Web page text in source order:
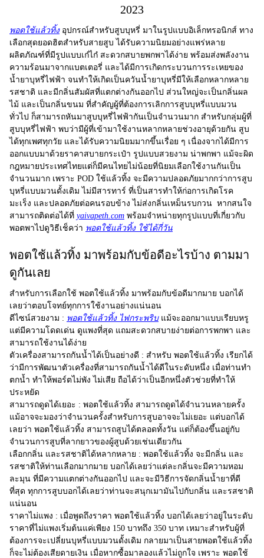
2023
พอตใช้แล้วทิ้งอุปกรณ์สำหรับสูบบุหรี่ มาในรูปแบบอิเล็กทรอนิกส์ ทาง
เลือกสุดยอดฮิตสำหรับสายสูบ ได้รับความนิยมอย่างแพร่หลาย
ผลิตภัณฑ์ที่มีรูปแบบเก๋ไก๋ สะดวกสบายพกพาได้ง่าย พร้อมส่งพลังงาน
ความร้อนมาจากแบตเตอรี่ และได้มีการเกิดกระบวนการระเหยของ
น้ำยาบุหรี่ไฟฟ้า จนทำให้เกิดเป็นควันน้ำยาบุหรี่มีให้เลือกหลากหลาย
รสชาติ และมีกลิ่นสัมผัสที่แตกต่างกันออกไป ส่วนใหญ่จะเป็นกลิ่นผล
ไม้ และเป็นกลิ่นขนม ที่สำคัญผู้ที่ต้องการเลิกการสูบบุหรี่แบบมวน
ทั่วไป ก็สามารถหันมาสูบบุหรี่ไฟฟ้ากันเป็นจำนวนมาก สำหรับกลุ่มผู้ที่
สูบบุหรี่ไฟฟ้า พบว่ามีผู้ที่เข้ามาใช้งานหลากหลายช่วงอายุด้วยกัน สูบ
ได้ทุกเพศทุกวัย และได้รับความนิยมมากขึ้นเรื่อย ๆ เนื่องจากได้มีการ
ออกแบบมาด้วยราคาสบายกระเป๋า รูปแบบสวยงาม น่าพกพา แม้จะผิด
กฎหมายประเทศไทยแต่ก็มีคนไทยไม่น้อยที่นิยมเลือกใช้งานกันเป็น
จำนวนมาก เพราะ POD ใช้แล้วทิ้ง จะมีความปลอดภัยมากกว่าการสูบ
บุหรี่แบบมวนดั้งเดิม ไม่มีสารทาร์ ที่เป็นสารทำให้ก่อการเกิดโรค
มะเร็ง และปลอดภัยต่อคนรอบข้าง ไม่ส่งกลิ่นเหม็นรบกวน หากสนใจ
สามารถติดต่อได้ที่ yaivapeth.com พร้อมจำหน่ายทุกรูปแบบที่เกี่ยวกับ
พอตพาไปดูวิธีเช็คว่า พอตใช้แล้วทิ้ง ใช้ได้กี่วัน
พอตใช้แล้วทิ้ง มาพร้อมกับข้อดีอะไรบ้าง ตามมา
ดูกันเลย
สำหรับการเลือกใช้ พอตใช้แล้วทิ้ง มาพร้อมกับข้อดีมากมาย บอกได้
เลยว่าตอบโจทย์ทุกการใช้งานอย่างแน่นอน
ดีไซน์สวยงาม : พอตใช้แล้วทิ้ง ไฟกระพริบแม้จะออกมาแบบเรียบหรู
แต่มีความโดดเด่น ดูแพงที่สุด แถมสะดวกสบายง่ายต่อการพกพา และ
สามารถใช้งานได้ง่าย
ตัวเครื่องสามารถกันน้ำได้เป็นอย่างดี : สำหรับ พอตใช้แล้วทิ้ง เรียกได้
ว่ามีการพัฒนาตัวเครื่องที่สามารถกันน้ำได้ดีในระดับหนึ่ง เมื่อท่านทำ
ตกน้ำ ทำให้พอร์ตไม่พัง ไม่เสีย ถือได้ว่าเป็นอีกหนึ่งตัวช่วยที่ทำให้
ประหยัด
สามารถดูดได้เยอะ : พอตใช้แล้วทิ้ง สามารถดูดได้จำนวนหลายครั้ง
แม้อาจจะมองว่าจำนวนครั้งสำหรับการสูบอาจจะไม่เยอะ แต่บอกได้
เลยว่า พอตใช้แล้วทิ้ง สามารถสูบได้ตลอดทั้งวัน แต่ก็ต้องขึ้นอยู่กับ
จำนวนการสูบที่ลากยาวของผู้สูบด้วยเช่นเดียวกัน
เลือกกลิ่น และรสชาติได้หลากหลาย : พอตใช้แล้วทิ้ง จะมีกลิ่น และ
รสชาติให้ท่านเลือกมากมาย บอกได้เลยว่าแต่ละกลิ่นจะมีความหอม
ละมุน ที่มีความแตกต่างกันออกไป และจะมีวิธีการจัดกลิ่นน้ำยาที่ดี
ที่สุด ทุกการสูบบอกได้เลยว่าท่านจะสนุกเมามันไปกับกลิ่น และรสชาติ
แน่นอน
ราคาไม่แพง : เมื่อพูดถึงราคา พอตใช้แล้วทิ้ง บอกได้เลยว่าอยู่ในระดับ
ราคาที่ไม่แพงเริ่มต้นแค่เพียง 150 บาทถึง 350 บาท เหมาะสำหรับผู้ที่
ต้องการจะเปลี่ยนบุหรี่แบบมวนดั้งเดิม กลายมาเป็นสายพอตใช้แล้วทิ้ง
ก็จะไม่ต้องเสียดายเงิน เมื่อหากซื้อมาลองแล้วไม่ถูกใจ เพราะ พอตใช้